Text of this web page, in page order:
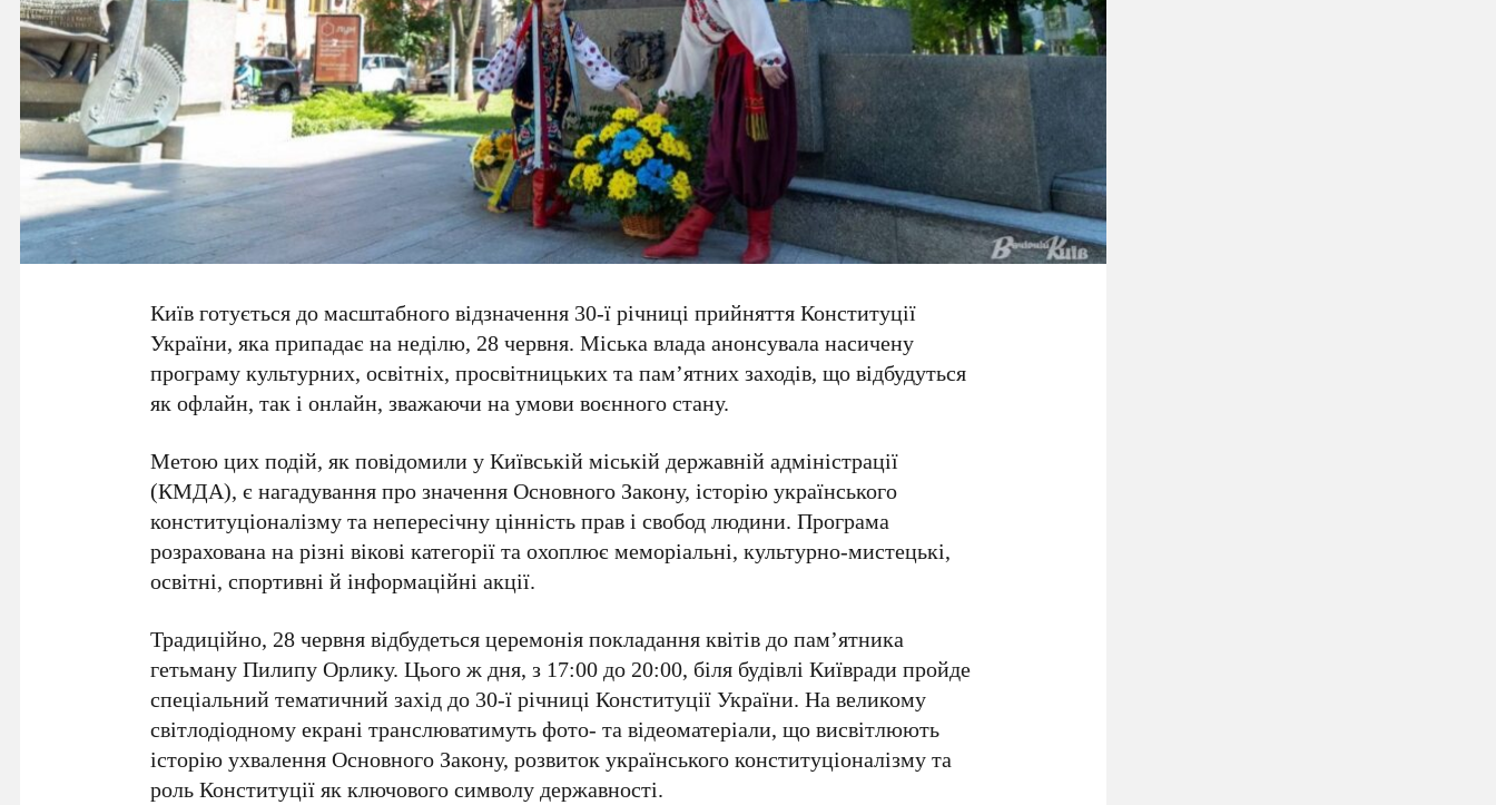
Київ готується до масштабного відзначення 30-ї річниці прийняття Конституції
України, яка припадає нанеділю, 28 червня. Міська влада анонсувала насичену
програму культурних, освітніх, просвітницьких та пам’ятних заходів, що відбудуться
як офлайн, так і онлайн, зважаючи на умови воєнного стану.
Метою цих подій, як повідомили уКиївській міській державній адміністрації
(КМДА), є нагадування про значення Основного Закону, історію українського
конституціоналізму та непересічну цінність прав і свобод людини. Програма
розрахована на різні вікові категорії та охоплює меморіальні, культурно-мистецькі,
освітні, спортивні й інформаційні акції.
Традиційно,28 червнявідбудетьсяцеремонія покладання квітів до пам’ятника
гетьману Пилипу Орлику. Цього ж дня,з 17:00 до 20:00, біля будівліКиїврадипройде
спеціальний тематичний захід до 30-ї річниці Конституції України. На великому
світлодіодному екрані транслюватимуть фото- та відеоматеріали, що висвітлюють
історію ухвалення Основного Закону, розвиток українського конституціоналізму та
роль Конституції як ключового символу державності.